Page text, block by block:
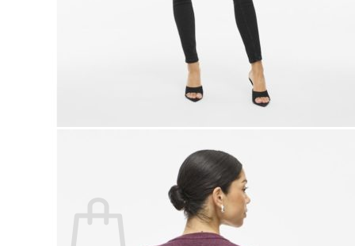
Lasten yöpaidat
Lasten pyjamat
Vyöt, käsineet,pipot, ym
Sukat, sukkahousut, ym